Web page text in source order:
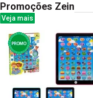
Promoções Zein
Veja mais